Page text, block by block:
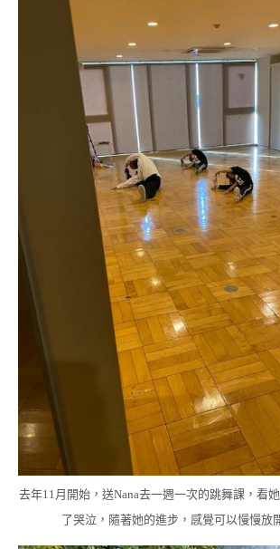
去年11月開始，送Nana去一週一次的跳舞課，看
了哭泣，隨著她的進步，感覺可以慢慢放